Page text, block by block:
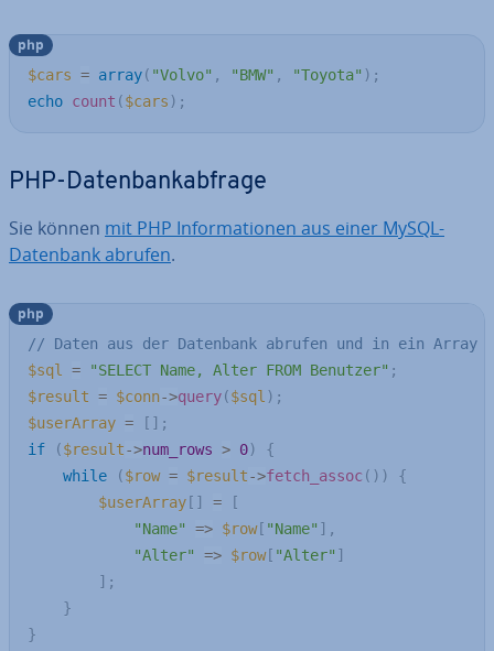
$cars = array( "Volvo" , "BMW" , "Toyota" ) ;
echo count ($cars ) ;
php
PHP-Da­ten­bank­ab­fra­ge
Sie können mit PHP In­for­ma­tio­nen aus einer MySQL-
Datenbank abrufen.
// Daten aus der Datenbank abrufen und in ein Array
$sql
= "SELECT Name, Alter FROM Benutzer" ;
$result = $conn->query($sql ) ;
$userArray = [ ] ;
if
($result->num_rows > 0)
{
while
($row = $result->fetch_assoc( ) )
{
$userArray [ ] =
[
"Name"
=> $row[ "Name" ] ,
"Alter"
=> $row[ "Alter" ]
] ;
}
}
php